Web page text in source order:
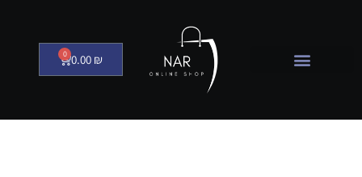
0.00 ₪
0